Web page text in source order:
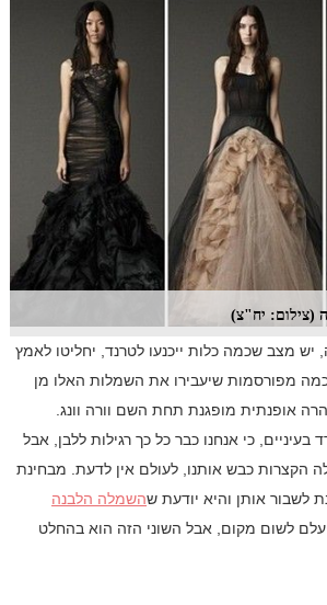
(צילום: יח"צ)
מצב שכמה כלות ייכנעו לטרנד, יחליטו לאמץ
כמה מפורסמות שיעבירו את השמלות האלו מן
אופנתית מופגנת תחת השם וורה וונג.
בעיניים, כי אנחנו כבר כל כך רגילות ללבן, אבל
הקצרות כבש אותנו, לעולם אין לדעת. מבחינת
לשבור אותן והיא יודעת שהשמלה הלבנה
לשום מקום, אבל השוני הזה הוא בהחלט